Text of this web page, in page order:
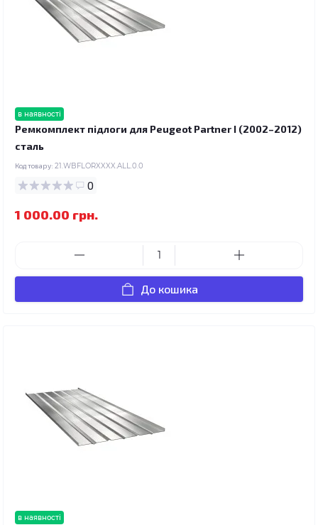
в наявності
Ремкомплект підлоги для Peugeot Partner I (2002–2012)
сталь
Код товару: 21.WBFLORXXXX.ALL.0.0
0
1 000.00 грн.
До кошика
в наявності